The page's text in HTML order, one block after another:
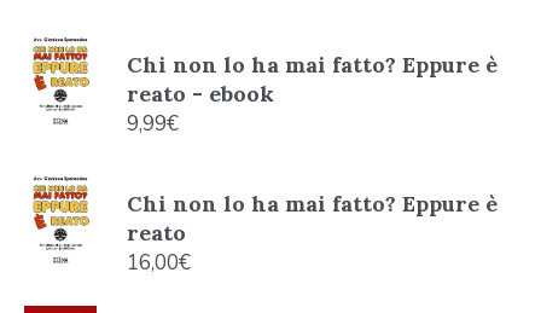
Chi non lo ha mai fatto? Eppure è
reato - ebook
9,99€
Chi non lo ha mai fatto? Eppure è
reato
16,00€